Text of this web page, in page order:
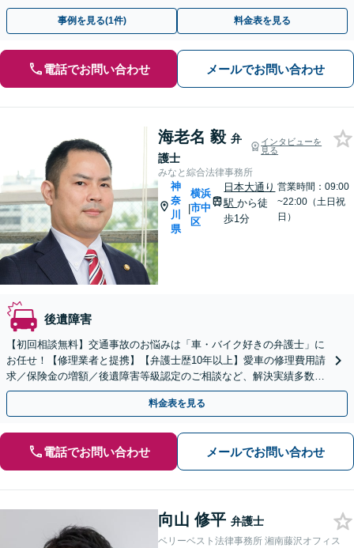
士費用特約】【電話・Zoom相談可】【横浜駅8分】
事例を見る(1件) 料金表を見る
電話でお問い合わせ メールでお問い合わせ
海老名 毅 弁
護士
インタビューを
見る
みなと綜合法律事務所
神
奈
川
県
|
横浜
市中
区
日本大通り
駅から徒
歩1分
営業時間：09:00
~22:00（土日祝
日）
後遺障害
【初回相談無料】交通事故のお悩みは「車・バイク好きの弁護士」に
お任せ！【修理業者と提携】【弁護士歴10年以上】愛車の修理費用請
求／保険金の増額／後遺障害等級認定のご相談など、解決実績多数。
物損から重大事故まで幅広く対応【日本大通り駅2分】
料金表を見る
電話でお問い合わせ メールでお問い合わせ
向山 修平 弁護士
ベリーベスト法律事務所 湘南藤沢オフィス